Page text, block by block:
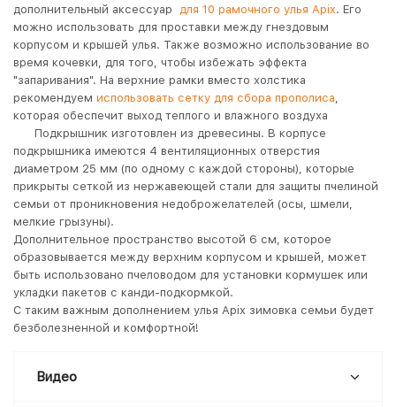
дополнительный аксессуар для 10 рамочного улья Apix. Его
можно использовать для проставки между гнездовым
корпусом и крышей улья. Также возможно использование во
время кочевки, для того, чтобы избежать эффекта
"запаривания". На верхние рамки вместо холстика
рекомендуем использовать сетку для сбора прополиса,
которая обеспечит выход теплого и влажного воздуха
Подкрышник изготовлен из древесины. В корпусе
подкрышника имеются 4 вентиляционных отверстия
диаметром 25 мм (по одному с каждой стороны), которые
прикрыты сеткой из нержавеющей стали для защиты пчелиной
семьи от проникновения недоброжелателей (осы, шмели,
мелкие грызуны).
Дополнительное пространство высотой 6 см, которое
образовывается между верхним корпусом и крышей, может
быть использовано пчеловодом для установки кормушек или
укладки пакетов с канди-подкормкой.
С таким важным дополнением улья Apix зимовка семьи будет
безболезненной и комфортной!
Видео